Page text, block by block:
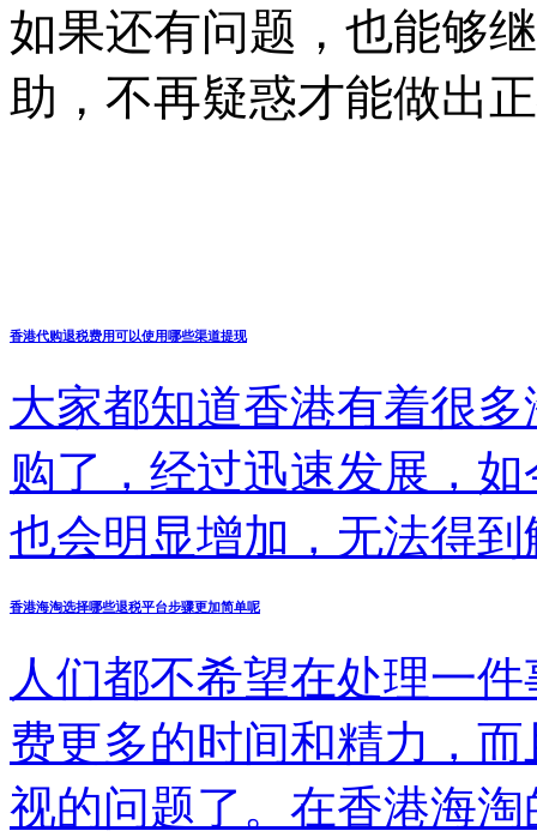
如果还有问题，也能够
助，不再疑惑才能做出
香港代购退税费用可以使用哪些渠道提现
大家都知道香港有着很
购了，经过迅速发展，
也会明显增加，无法得
朋友们会为了哪些事情
怎么才能够轻松退税，
题，接下来会有着更详
香港海淘选择哪些退税平台步骤更加简单呢
人们都不希望在处理一
费更多的时间和精力，
视的问题了。在香港海